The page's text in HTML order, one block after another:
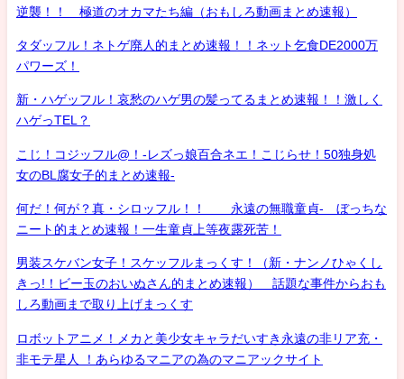
逆襲！！ 極道のオカマたち編（おもしろ動画まとめ速報）
タダッフル！ネトゲ廃人的まとめ速報！！ネット乞食DE2000万
パワーズ！
新・ハゲッフル！哀愁のハゲ男の髪ってるまとめ速報！！激しく
ハゲっTEL？
こじ！コジッフル@！-レズっ娘百合ネエ！こじらせ！50独身処
女のBL腐女子的まとめ速報-
何だ！何が？真・シロッフル！！ 永遠の無職童貞- ぼっちな
ニート的まとめ速報！一生童貞上等夜露死苦！
男装スケバン女子！スケッフルまっくす！（新・ナンノひゃくし
きっ!！ビー玉のおいぬさん的まとめ速報） 話題な事件からおも
しろ動画まで取り上げまっくす
ロボットアニメ！メカと美少女キャラだいすき永遠の非リア充・
非モテ星人 ！あらゆるマニアの為のマニアックサイト